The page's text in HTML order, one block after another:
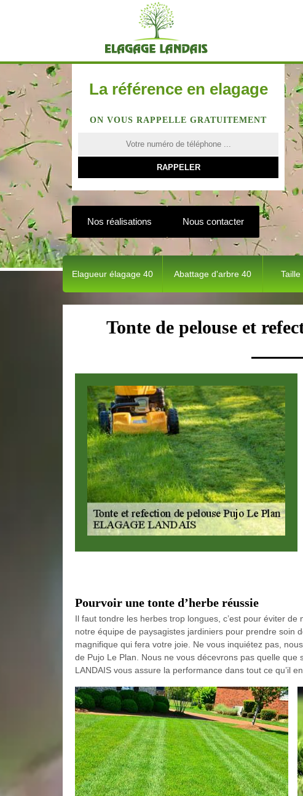
La référence en elagage
ON VOUS RAPPELLE GRATUITEMENT
Nos réalisations Nous contacter
Elagueur élagage 40 Abattage d'arbre 40
Tonte de pelouse et
Pourvoir une tonte d’herbe réussie
Il faut tondre les herbes trop longues, c’est pour éviter
notre équipe de paysagistes jardiniers pour prendre soin
magnifique qui fera votre joie. Ne vous inquiétez pas,
de Pujo Le Plan. Nous ne vous décevrons pas quelle
LANDAIS vous assure la performance dans tout ce qu’il